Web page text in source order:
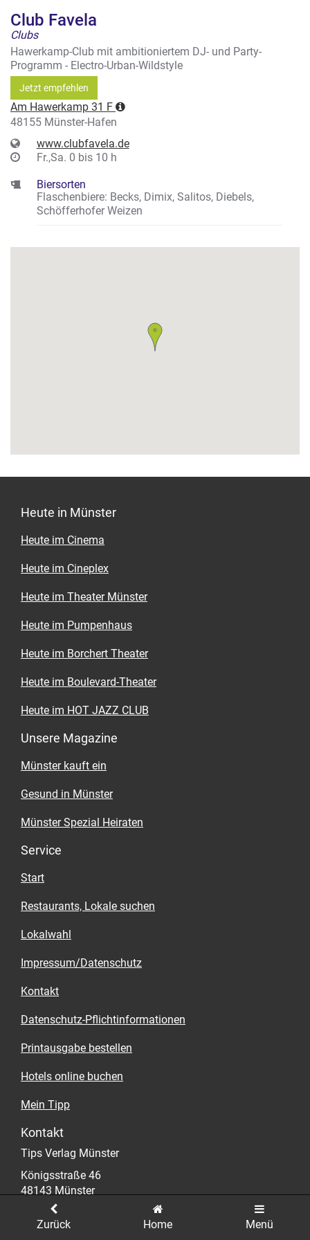
Club Favela
Clubs
Hawerkamp-Club mit ambitioniertem DJ- und Party-
Programm - Electro-Urban-Wildstyle
Jetzt empfehlen
Am Hawerkamp 31 F
48155 Münster-Hafen
www.clubfavela.de
Fr.,Sa. 0 bis 10 h
Biersorten
Flaschenbiere: Becks, Dimix, Salitos, Diebels,
Schöfferhofer Weizen
Heute in Münster
Heute im Cinema
Heute im Cineplex
Heute im Theater Münster
Heute im Pumpenhaus
Heute im Borchert Theater
Heute im Boulevard-Theater
Heute im HOT JAZZ CLUB
Unsere Magazine
Münster kauft ein
Gesund in Münster
Münster Spezial Heiraten
Service
Start
Restaurants, Lokale suchen
Lokalwahl
Impressum/Datenschutz
Kontakt
Datenschutz-Pflichtinformationen
Printausgabe bestellen
Hotels online buchen
Mein Tipp
Kontakt
Tips Verlag Münster
Königsstraße 46
48143 Münster
E-Mailfrank.schmidt@tips-ms.de
WWWwww.muenster-geht-aus.de
Zurück Home Menü